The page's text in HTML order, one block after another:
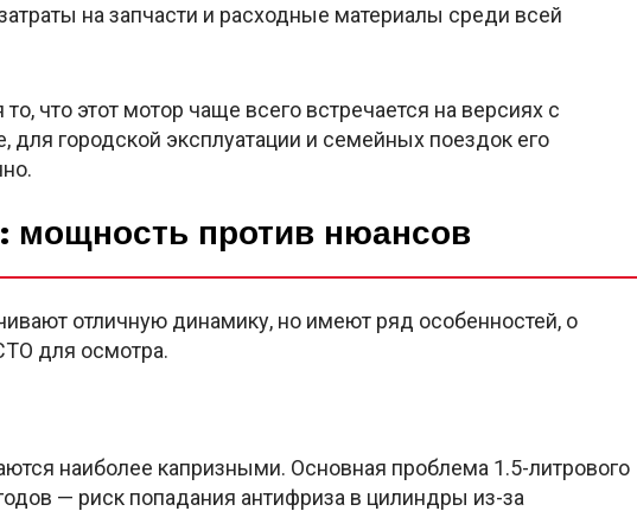
на запчасти и расходные материалы среди всей
что этот мотор чаще всего встречается на версиях с
городской эксплуатации и семейных поездок его
мощность против нюансов
отличную динамику, но имеют ряд особенностей, о
для осмотра.
наиболее капризными. Основная проблема 1.5-литрового
— риск попадания антифриза в цилиндры из-за